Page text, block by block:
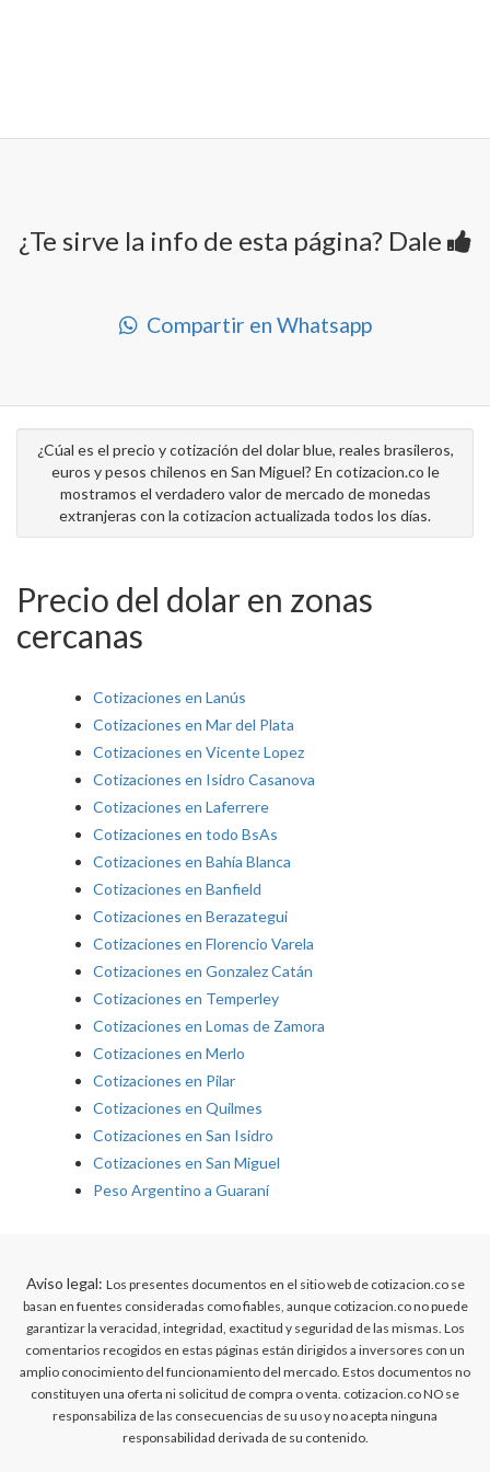
¿Te sirve la info de esta página? Dale
Compartir en Whatsapp
¿Cúal es el precio y cotización del dolar blue, reales brasileros,
euros y pesos chilenos en San Miguel? En cotizacion.co le
mostramos el verdadero valor de mercado de monedas
extranjeras con la cotizacion actualizada todos los días.
Precio del dolar en zonas
cercanas
Cotizaciones en Lanús
Cotizaciones en Mar del Plata
Cotizaciones en Vicente Lopez
Cotizaciones en Isidro Casanova
Cotizaciones en Laferrere
Cotizaciones en todo BsAs
Cotizaciones en Bahía Blanca
Cotizaciones en Banfield
Cotizaciones en Berazategui
Cotizaciones en Florencio Varela
Cotizaciones en Gonzalez Catán
Cotizaciones en Temperley
Cotizaciones en Lomas de Zamora
Cotizaciones en Merlo
Cotizaciones en Pilar
Cotizaciones en Quilmes
Cotizaciones en San Isidro
Cotizaciones en San Miguel
Peso Argentino a Guaraní
Aviso legal: Los presentes documentos en el sitio web de cotizacion.co se
basan en fuentes consideradas como fiables, aunque cotizacion.co no puede
garantizar la veracidad, integridad, exactitud y seguridad de las mismas. Los
comentarios recogidos en estas páginas están dirigidos a inversores con un
amplio conocimiento del funcionamiento del mercado. Estos documentos no
constituyen una oferta ni solicitud de compra o venta. cotizacion.co NO se
responsabiliza de las consecuencias de su uso y no acepta ninguna
responsabilidad derivada de su contenido.